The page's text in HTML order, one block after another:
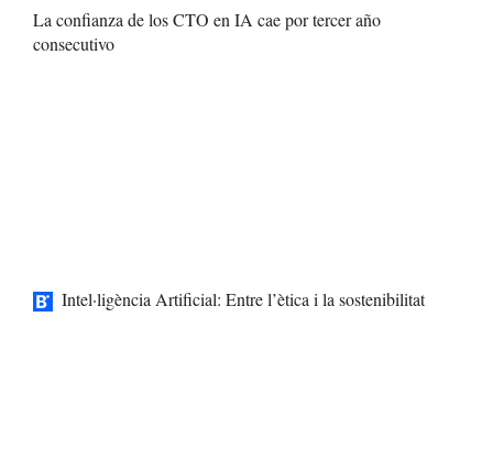
La confianza de los CTO en IA cae por tercer año
consecutivo
Intel·ligència Artificial: Entre l’ètica i la sostenibilitat